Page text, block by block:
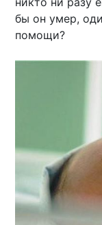
бы он умер,
помощи?